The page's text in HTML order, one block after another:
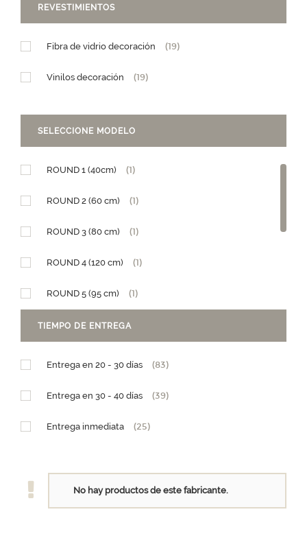
REVESTIMIENTOS
Fibra de vidrio decoración (19)
Vinilos decoración (19)
SELECCIONE MODELO
ROUND 1 (40cm) (1)
ROUND 2 (60 cm) (1)
ROUND 3 (80 cm) (1)
ROUND 4 (120 cm) (1)
ROUND 5 (95 cm) (1)
Diseño Granja (1)
TIEMPO DE ENTREGA
Entrega en 20 - 30 días (83)
Entrega en 30 - 40 días (39)
Entrega inmediata (25)
No hay productos de este fabricante.